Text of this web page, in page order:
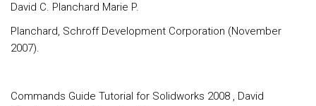
David C. Planchard Marie P.
Planchard, Schroff Development Corporation (November
2007).
Commands Guide Tutorial for Solidworks 2008 , David